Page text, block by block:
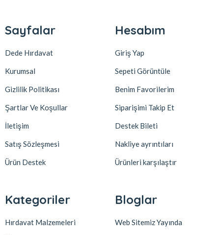
Sayfalar
Dede Hırdavat
Kurumsal
Gizlilik Politikası
Şartlar Ve Koşullar
İletişim
Satış Sözleşmesi
Ürün Destek
Hesabım
Giriş Yap
Sepeti Görüntüle
Benim Favorilerim
Siparişimi Takip Et
Destek Bileti
Nakliye ayrıntıları
Ürünleri karşılaştır
Kategoriler
Hırdavat Malzemeleri
Bloglar
Web Sitemiz Yayında